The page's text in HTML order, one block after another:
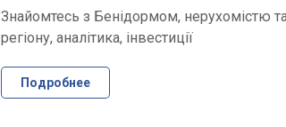
Знайомтесь з Бенідормом, нерухомістю
регіону, аналітика, інвестиції
Подробнее